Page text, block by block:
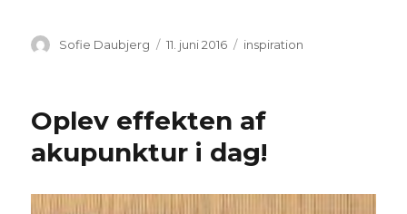
Forfatter
Sofie Daubjerg Udgivet
11. juni 2016 Kategorier
inspiration
Oplev effekten af
akupunktur i dag!